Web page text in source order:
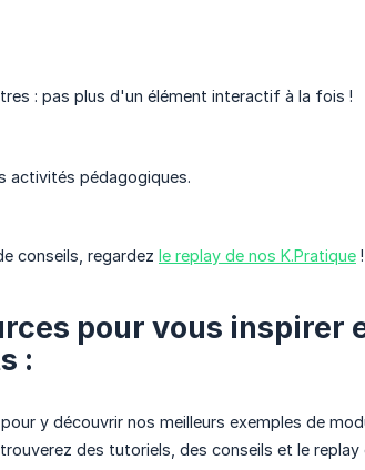
: pas plus d'un élément interactif à la fois !
activités pédagogiques.
conseils, regardez le replay de nos K.Pratique !
pour vous inspirer
:
y découvrir nos meilleurs exemples de
des tutoriels, des conseils et le